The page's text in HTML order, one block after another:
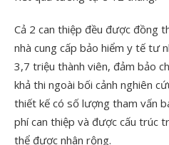
Cả 2 can thiệp đều được đồng
nhà cung cấp bảo hiểm y tế tư
3,7 triệu thành viên, đảm bảo
khả thi ngoài bối cảnh nghiên
thiết kế có số lượng tham vấn
phí can thiệp và được cấu trúc
thể được nhân rộng.